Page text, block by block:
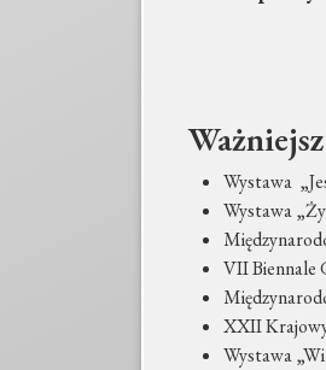
Wystawa
Wystawa
VII Biennale
XXII
Wystawa